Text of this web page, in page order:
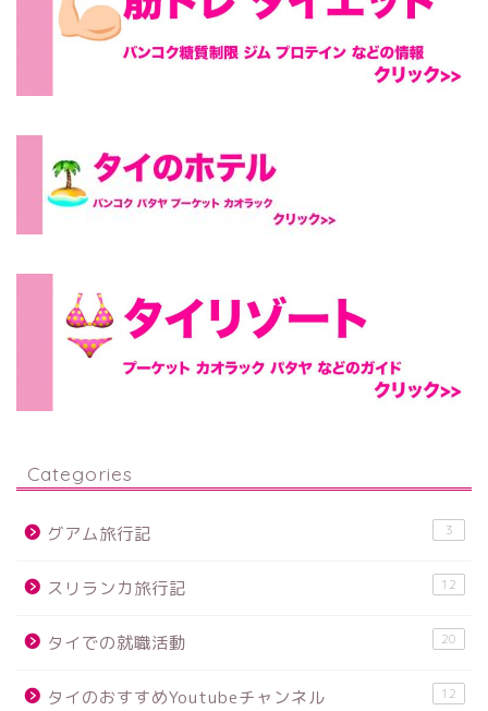
Categories
グアム旅行記 3
スリランカ旅行記 12
タイでの就職活動 20
タイのおすすめYoutubeチャンネル 12